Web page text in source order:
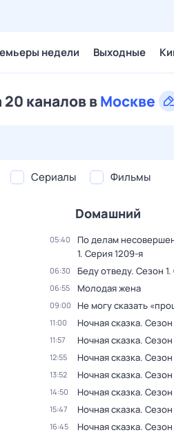
недели Выходные
каналов вМоскве
Сериалы Фильмы
Dомашний
05:40 По делам
1. Серия 1209-я
06:30 Беду отведу. Сезон 1.
06:55 Молодая жена
09:00 Не могу сказать
11:00 Ночная сказка. Сезон
11:57 Ночная сказка. Сезон
12:55 Ночная сказка. Сезон
13:52 Ночная сказка. Сезон
14:50 Ночная сказка. Сезон
15:47 Ночная сказка. Сезон
16:45 Ночная сказка. Сезон